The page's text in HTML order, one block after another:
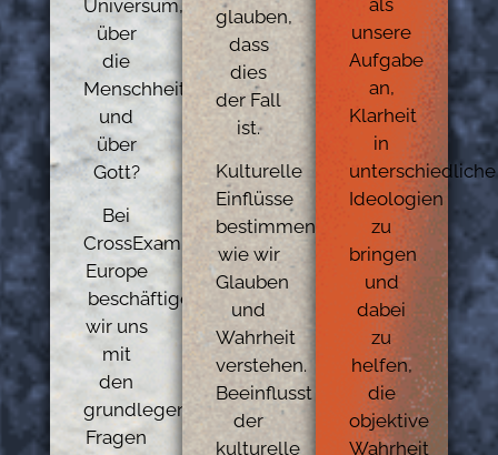
Universum,
über
die
Menschheit
und
über
Gott?
Bei
CrossExamined
Europe
beschäftigen
wir uns
mit
den
grundlegenden
Fragen
glauben,
dass
dies
der Fall
ist.
Kulturelle
Einflüsse
bestimmen
wie wir
Glauben
und
Wahrheit
verstehen.
Beeinflusst
der
kulturelle
als
unsere
Aufgabe
an,
Klarheit
in
unterschiedliche
Ideologien
zu
bringen
und
dabei
zu
helfen,
die
objektive
Wahrheit